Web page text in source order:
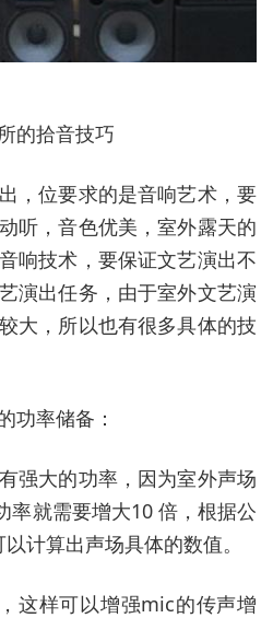
的拾音技巧
，位要求的是音响艺术，要
听，音色优美，室外露天的
响技术，要保证文艺演出不
演出任务，由于室外文艺演
大，所以也有很多具体的技
功率储备：
强大的功率，因为室外声场
率就需要增大10 倍，根据公
计算出声场具体的数值。
这样可以增强mic的传声增